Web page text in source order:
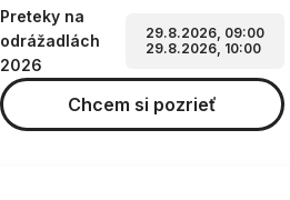
Preteky na
odrážadlách
2026
29.8.2026, 09:00
29.8.2026, 10:00
Chcem si pozrieť